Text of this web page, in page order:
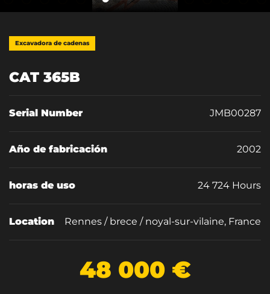
Excavadora de cadenas
CAT 365B
Serial Number JMB00287
Año de fabricación 2002
horas de uso 24 724 Hours
Location Rennes / brece / noyal-sur-vilaine, France
48 000 €